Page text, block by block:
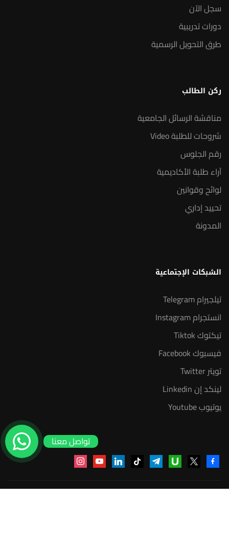
سجل الآن
دورات تدريبية
طرق التحويل الرسمية
ركن الطالب
مناقشة الرسائل الجامعية
شروحات للطلبة Video
رقم الجلوس
آراء طلبة الأكاديمية
لوائح وقوانين
تحييد إداري
المدونة
الشبكات الإجتماعية
تيلجيرام Telegram
انستجرام Instagram
تيكتوك Tiktok
فيسبوك Facebook
تويتر Twitter
لينكد إن Linkedin
يوتيوب Youtube
تواصل معنا